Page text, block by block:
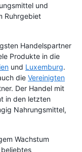
und
Ruhrgebiet
Handelspartner
Produkte in die
und Luxemburg.
die Vereinigten
Der Handel mit
in den letzten
Nahrungsmittel,
Wachstum